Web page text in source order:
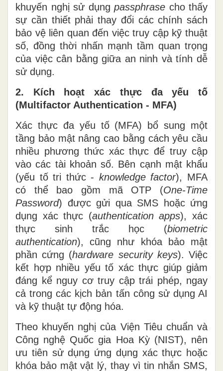
khuyến nghị sử dụng passphrase cho thấy
sự cần thiết phải thay đổi các chính sách
bảo vệ liên quan đến việc truy cập kỹ thuật
số, đồng thời nhấn mạnh tầm quan trọng
của việc cân bằng giữa an ninh và tính dễ
sử dụng.
2. Kích hoạt xác thực đa yếu tố
(Multifactor Authentication - MFA)
Xác thực đa yếu tố (MFA) bổ sung một
tầng bảo mật nâng cao bằng cách yêu cầu
nhiều phương thức xác thực để truy cập
vào các tài khoản số. Bên cạnh mật khẩu
(yếu tố tri thức - knowledge factor), MFA
có thể bao gồm mã OTP (One-Time
Password) được gửi qua SMS hoặc ứng
dụng xác thực (authentication apps), xác
thực sinh trắc học (biometric
authentication), cũng như khóa bảo mật
phần cứng (hardware security keys). Việc
kết hợp nhiều yếu tố xác thực giúp giảm
đáng kể nguy cơ truy cập trái phép, ngay
cả trong các kịch bản tấn công sử dụng AI
và kỹ thuật tự động hóa.
Theo khuyến nghị của Viện Tiêu chuẩn và
Công nghệ Quốc gia Hoa Kỳ (NIST), nên
ưu tiên sử dụng ứng dụng xác thực hoặc
khóa bảo mật vật lý, thay vì tin nhắn SMS,